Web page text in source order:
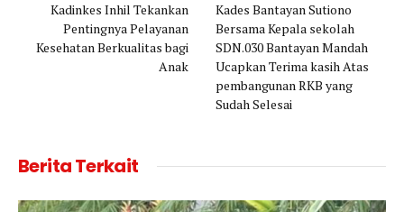
Kadinkes Inhil Tekankan
Pentingnya Pelayanan
Kesehatan Berkualitas bagi
Anak
Kades Bantayan Sutiono
Bersama Kepala sekolah
SDN.030 Bantayan Mandah
Ucapkan Terima kasih Atas
pembangunan RKB yang
Sudah Selesai
Berita Terkait